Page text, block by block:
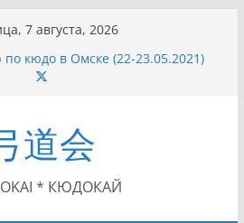
7 августа, 2026
кюдо в Омске (22-23.05.2021)
Росcии, Дёмино (2-5.09.2021)
Японии в России по Кюдо,
Московской области по Кюдо /
II (27.06.2021)
道会
* КЮДОКАЙ